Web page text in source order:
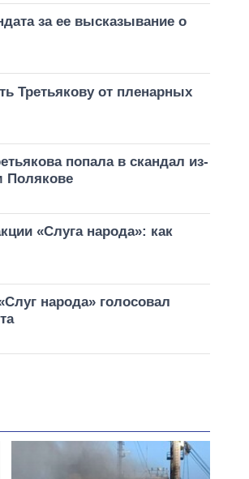
за ее высказывание о
Третьякову от пленарных
попала в скандал из-
Полякове
«Слуга народа»: как
народа» голосовал